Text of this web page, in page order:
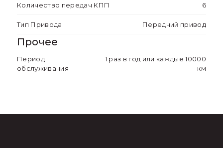
Количество передач КПП 6
Тип Привода Передний привод
Прочее
Период
обслуживания
1 раз в год или каждые 10000
км